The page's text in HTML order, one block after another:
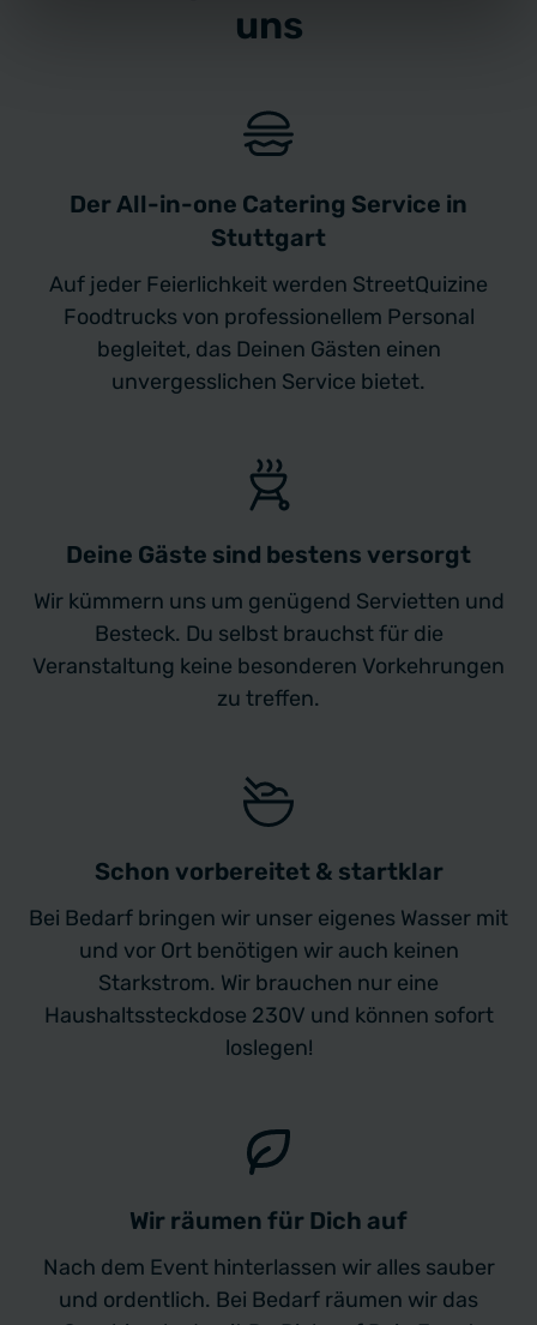
uns
Der All-in-one Catering Service in
Stuttgart
Auf jeder Feierlichkeit werden StreetQuizine
Foodtrucks von professionellem Personal
begleitet, das Deinen Gästen einen
unvergesslichen Service bietet.
Deine Gäste sind bestens versorgt
Wir kümmern uns um genügend Servietten und
Besteck. Du selbst brauchst für die
Veranstaltung keine besonderen Vorkehrungen
zu treffen.
Schon vorbereitet & startklar
Bei Bedarf bringen wir unser eigenes Wasser mit
und vor Ort benötigen wir auch keinen
Starkstrom. Wir brauchen nur eine
Haushaltssteckdose 230V und können sofort
loslegen!
Wir räumen für Dich auf
Nach dem Event hinterlassen wir alles sauber
und ordentlich. Bei Bedarf räumen wir das